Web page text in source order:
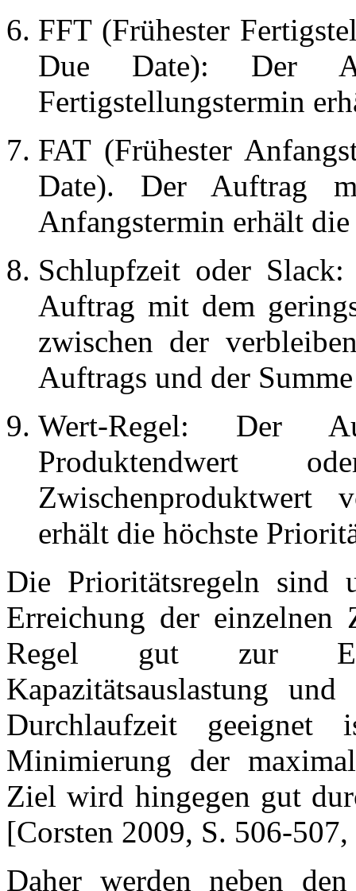
FFT (Frühester
Due Date): Der
Fertigstellungstermin
FAT (Frühester
Date). Der Auftrag
Anfangstermin erhält
Schlupfzeit oder
Auftrag mit dem
zwischen der
Auftrags und der
Wert-Regel: Der
Produktendwert
Zwischenproduktwert
erhält die höchste
Die Prioritätsregeln sind
Erreichung der
Regel gut zur
Kapazitätsauslastung
Durchlaufzeit
Minimierung der
Ziel wird hingegen gut
[Corsten 2009, S. 506-
Daher werden neben